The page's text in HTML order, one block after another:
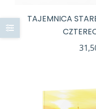
TAJEMNICA